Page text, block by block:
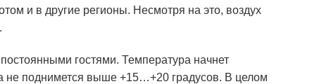
и в другие регионы. Несмотря на это, воздух
гостями. Температура начнет
не поднимется выше +15…+20 градусов. В целом